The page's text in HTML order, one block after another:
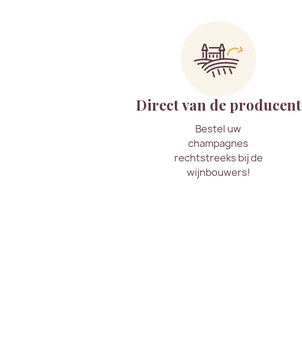
Direct van de producent
Bestel uw
champagnes
rechtstreeks bij de
wijnbouwers!